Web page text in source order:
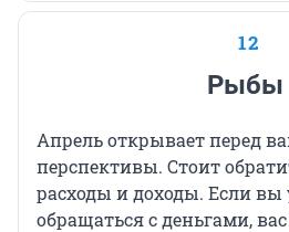
12
Рыбы
Апрель открывает перед
перспективы. Стоит
расходы и доходы. Если вы
обращаться с деньгами,